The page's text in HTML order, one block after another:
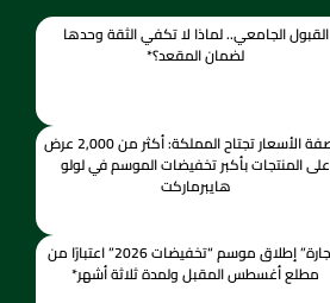
القبول الجامعي.. لماذا لا تكفي الثقة وحدها
لضمان المقعد؟*
عاصفة الأسعار تجتاح المملكة: أكثر من 2,000 عرض
على المنتجات بأكبر تخفيضات الموسم في لولو
هايبرماركت
التجارة” إطلاق موسم “تخفيضات 2026” اعتبارًا من
مطلع أغسطس المقبل ولمدة ثلاثة أشهر*